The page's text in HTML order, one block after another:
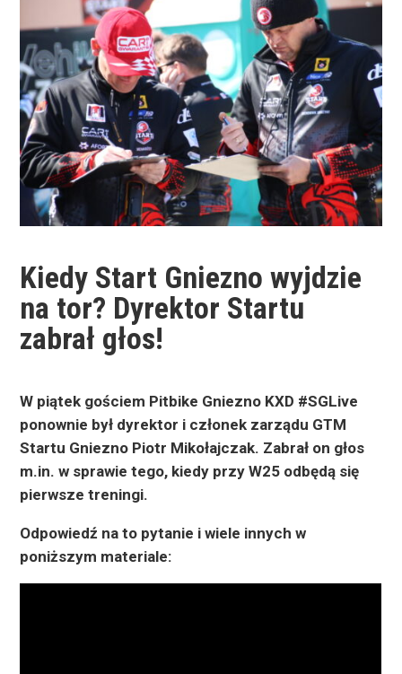
Kiedy Start Gniezno wyjdzie
na tor? Dyrektor Startu
zabrał głos!
W piątek gościem Pitbike Gniezno KXD #SGLive
ponownie był dyrektor i członek zarządu GTM
Startu Gniezno Piotr Mikołajczak. Zabrał on głos
m.in. w sprawie tego, kiedy przy W25 odbędą się
pierwsze treningi.
Odpowiedź na to pytanie i wiele innych w
poniższym materiale: